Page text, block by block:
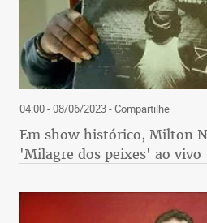
04:00 - 08/06/2023- Compartilhe
Em show histórico, Milton
'Milagre dos peixes' ao vivo